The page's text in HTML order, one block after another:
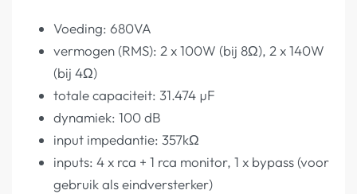
Voeding: 680VA
vermogen (RMS): 2 x 100W (bij 8Ω), 2 x 140W
(bij 4Ω)
totale capaciteit: 31.474 µF
dynamiek: 100 dB
input impedantie: 357kΩ
inputs: 4 x rca + 1 rca monitor, 1 x bypass (voor
gebruik als eindversterker)